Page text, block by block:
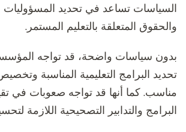
السياسات تساعد في تحديد المسؤوليات
والحقوق المتعلقة بالتعليم المستمر.
بدون سياسات واضحة، قد تواجه
تحديد البرامج التعليمية المناسبة
مناسب. كما أنها قد تواجه صعوبات في
البرامج والتدابير التصحيحية اللازمة